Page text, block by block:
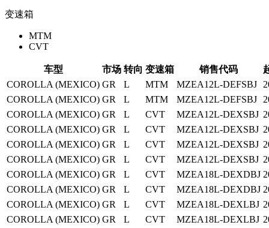
变速箱
MTM
CVT
车型 市场 转向 变速箱 销售代码
COROLLA (MEXICO) GR L MTM MZEA12L-DEFSBJ
COROLLA (MEXICO) GR L MTM MZEA12L-DEFSBJ
COROLLA (MEXICO) GR L CVT MZEA12L-DEXSBJ
COROLLA (MEXICO) GR L CVT MZEA12L-DEXSBJ
COROLLA (MEXICO) GR L CVT MZEA12L-DEXSBJ
COROLLA (MEXICO) GR L CVT MZEA12L-DEXSBJ
COROLLA (MEXICO) GR L CVT MZEA18L-DEXDBJ
COROLLA (MEXICO) GR L CVT MZEA18L-DEXDBJ
COROLLA (MEXICO) GR L CVT MZEA18L-DEXLBJ
COROLLA (MEXICO) GR L CVT MZEA18L-DEXLBJ